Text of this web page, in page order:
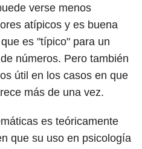
verse menos
atípicos y es buena
es "típico" para un
números. Pero también
útil en los casos en que
más de una vez.
es teóricamente
que su uso en psicología